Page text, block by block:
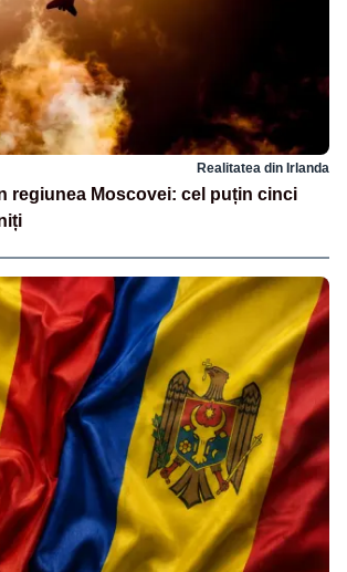
Realitatea din Irlanda
regiunea Moscovei: cel puțin cinci